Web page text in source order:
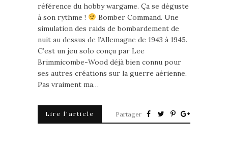
référence du hobby wargame. Ça se déguste
à son rythme !
Bomber Command. Une
simulation des raids de bombardement de
nuit au dessus de l’Allemagne de 1943 à 1945.
C’est un jeu solo conçu par Lee
Brimmicombe-Wood déjà bien connu pour
ses autres créations sur la guerre aérienne.
Pas vraiment ma…
Lire l'article Partager